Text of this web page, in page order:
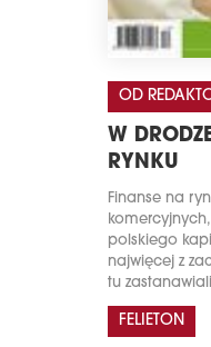
OD
W
RYNKU
Finanse na
polskiego
najwięcej z
tu
FELIETON